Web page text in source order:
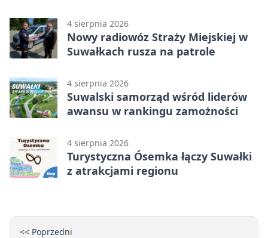
4 sierpnia 2026
Nowy radiowóz Straży Miejskiej w
Suwałkach rusza na patrole
4 sierpnia 2026
Suwalski samorząd wśród liderów
awansu w rankingu zamożności
4 sierpnia 2026
Turystyczna Ósemka łączy Suwałki
z atrakcjami regionu
<< Poprzedni